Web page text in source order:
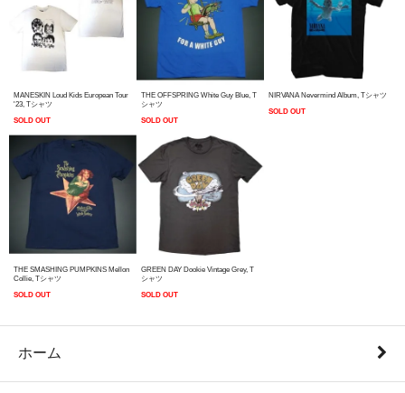
MANESKIN Loud Kids European Tour
'23, Tシャツ
SOLD OUT
THE OFFSPRING White Guy Blue, T
シャツ
SOLD OUT
NIRVANA Nevermind Album, Tシャツ
SOLD OUT
THE SMASHING PUMPKINS Mellon
Collie, Tシャツ
SOLD OUT
GREEN DAY Dookie Vintage Grey, T
シャツ
SOLD OUT
ホーム